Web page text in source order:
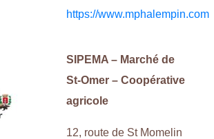
https://www.mphalempin.com
SIPEMA – Marché de
St-Omer – Coopérative
agricole
12, route de St Momelin